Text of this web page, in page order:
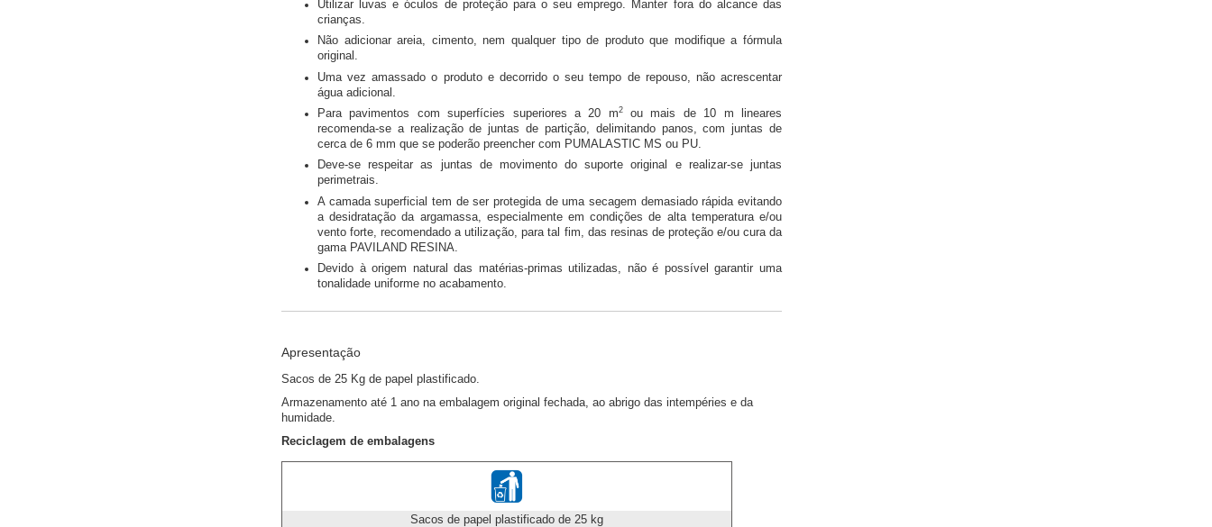
Utilizar luvas e óculos de proteção para o seu emprego. Manter fora do alcance das
crianças.
Não adicionar areia, cimento, nem qualquer tipo de produto que modifique a fórmula
original.
Uma vez amassado o produto e decorrido o seu tempo de repouso, não acrescentar
água adicional.
Para pavimentos com superfícies superiores a 20 m2ou mais de 10 m lineares
recomenda-se a realização de juntas de partição, delimitando panos, com juntas de
cerca de 6 mm que se poderão preencher com PUMALASTIC MS ou PU.
Deve-se respeitar as juntas de movimento do suporte original e realizar-se juntas
perimetrais.
A camada superficial tem de ser protegida de uma secagem demasiado rápida evitando
a desidratação da argamassa, especialmente em condições de alta temperatura e/ou
vento forte, recomendado a utilização, para tal fim, das resinas de proteção e/ou cura da
gama PAVILAND RESINA.
Devido à origem natural das matérias-primas utilizadas, não é possível garantir uma
tonalidade uniforme no acabamento.
Apresentação
Sacos de 25 Kg de papel plastificado.
Armazenamento até 1 ano na embalagem original fechada, ao abrigo das intempéries e da
humidade.
Reciclagem de embalagens
Sacos de papel plastificado de 25 kg